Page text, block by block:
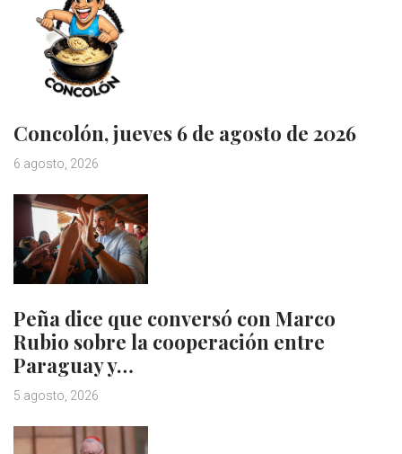
Concolón, jueves 6 de agosto de 2026
6 agosto, 2026
Peña dice que conversó con Marco
Rubio sobre la cooperación entre
Paraguay y…
5 agosto, 2026